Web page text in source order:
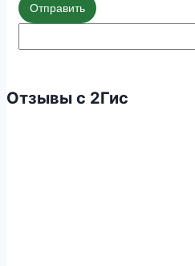
Отправить
Отзывы с 2Гис